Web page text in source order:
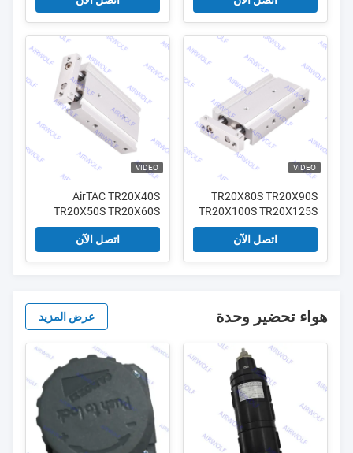
VIDEO
TR20X80S TR20X90S
TR20X100S TR20X125S
سلسلة TR AirTAC
أسطوانة مزدوجة
اتصل الآن
VIDEO
AirTAC TR20X40S
TR20X50S TR20X60S
TR20X70S TR سلسلة
مزدوجة التمثيل اسطوانة
مزدوجة القضيب
اتصل الآن
هواء تحضير وحدة عرض المزيد